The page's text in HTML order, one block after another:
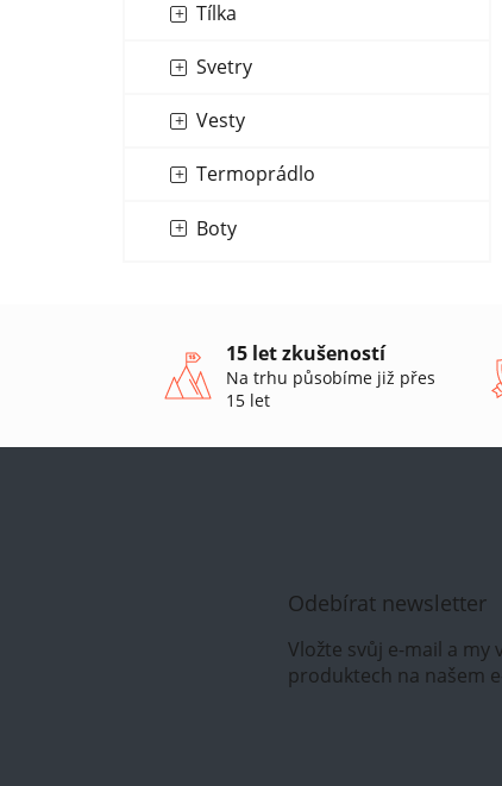
Tílka
Svetry
Vesty
Termoprádlo
Boty
15 let zkušeností
Na trhu působíme již přes
15 let
Odebírat newsletter
Vložte svůj e-mail a my
produktech na našem